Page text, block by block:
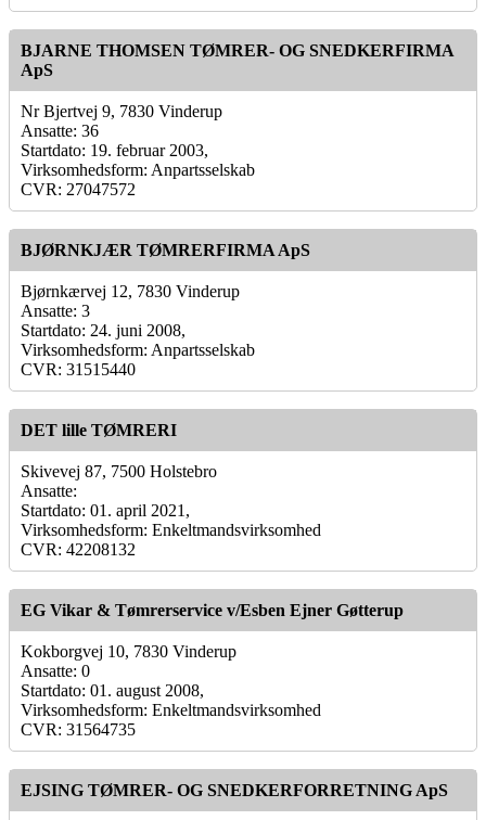
BJARNE THOMSEN TØMRER- OG SNEDKERFIRMA
ApS
Nr Bjertvej 9, 7830 Vinderup
Ansatte: 36
Startdato: 19. februar 2003,
Virksomhedsform: Anpartsselskab
CVR: 27047572
BJØRNKJÆR TØMRERFIRMA ApS
Bjørnkærvej 12, 7830 Vinderup
Ansatte: 3
Startdato: 24. juni 2008,
Virksomhedsform: Anpartsselskab
CVR: 31515440
DET lille TØMRERI
Skivevej 87, 7500 Holstebro
Ansatte:
Startdato: 01. april 2021,
Virksomhedsform: Enkeltmandsvirksomhed
CVR: 42208132
EG Vikar & Tømrerservice v/Esben Ejner Gøtterup
Kokborgvej 10, 7830 Vinderup
Ansatte: 0
Startdato: 01. august 2008,
Virksomhedsform: Enkeltmandsvirksomhed
CVR: 31564735
EJSING TØMRER- OG SNEDKERFORRETNING ApS